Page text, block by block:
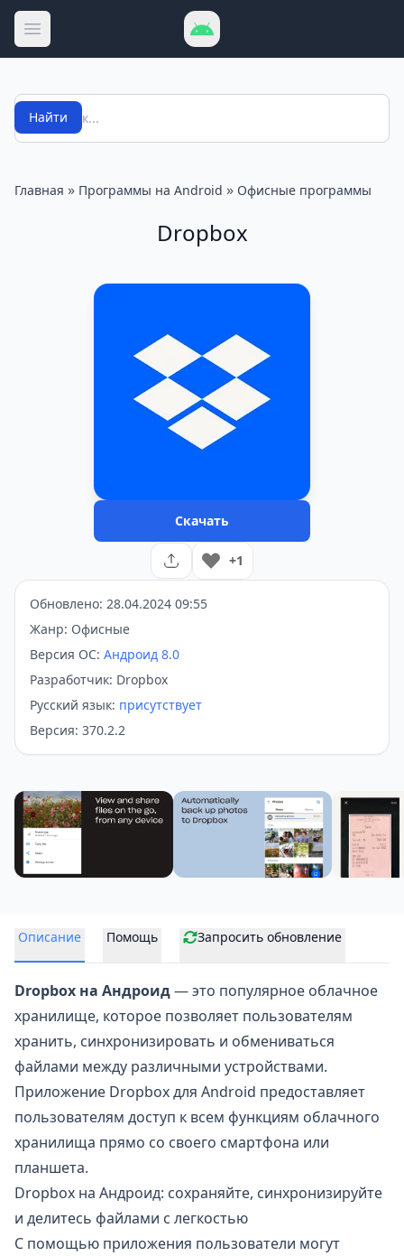
Открыть меню
Поиск
Найти
Главная » Программы на Android » Офисные программы
Dropbox
Скачать
+1
Обновлено: 28.04.2024 09:55
Жанр: Офисные
Версия ОС: Андроид 8.0
Разработчик: Dropbox
Русский язык: присутствует
Версия: 370.2.2
Описание Помощь Запросить обновление
Dropbox на Андроид— это популярное облачное
хранилище, которое позволяет пользователям
хранить, синхронизировать и обмениваться
файлами между различными устройствами.
Приложение Dropbox для Android предоставляет
пользователям доступ к всем функциям облачного
хранилища прямо со своего смартфона или
планшета.
Dropbox на Андроид: сохраняйте, синхронизируйте
и делитесь файлами с легкостью
С помощью приложения пользователи могут